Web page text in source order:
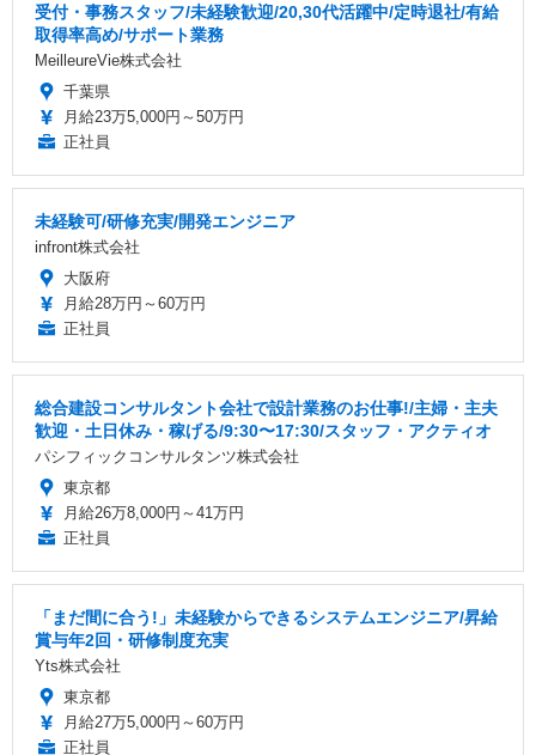
受付・事務スタッフ/未経験歓迎/20,30代活躍中/定時退社/有給
取得率高め/サポート業務
MeilleureVie株式会社
千葉県
月給23万5,000円～50万円
正社員
未経験可/研修充実/開発エンジニア
infront株式会社
大阪府
月給28万円～60万円
正社員
総合建設コンサルタント会社で設計業務のお仕事!/主婦・主夫
歓迎・土日休み・稼げる/9:30〜17:30/スタッフ・アクティオ
パシフィックコンサルタンツ株式会社
東京都
月給26万8,000円～41万円
正社員
「まだ間に合う!」未経験からできるシステムエンジニア/昇給
賞与年2回・研修制度充実
Yts株式会社
東京都
月給27万5,000円～60万円
正社員